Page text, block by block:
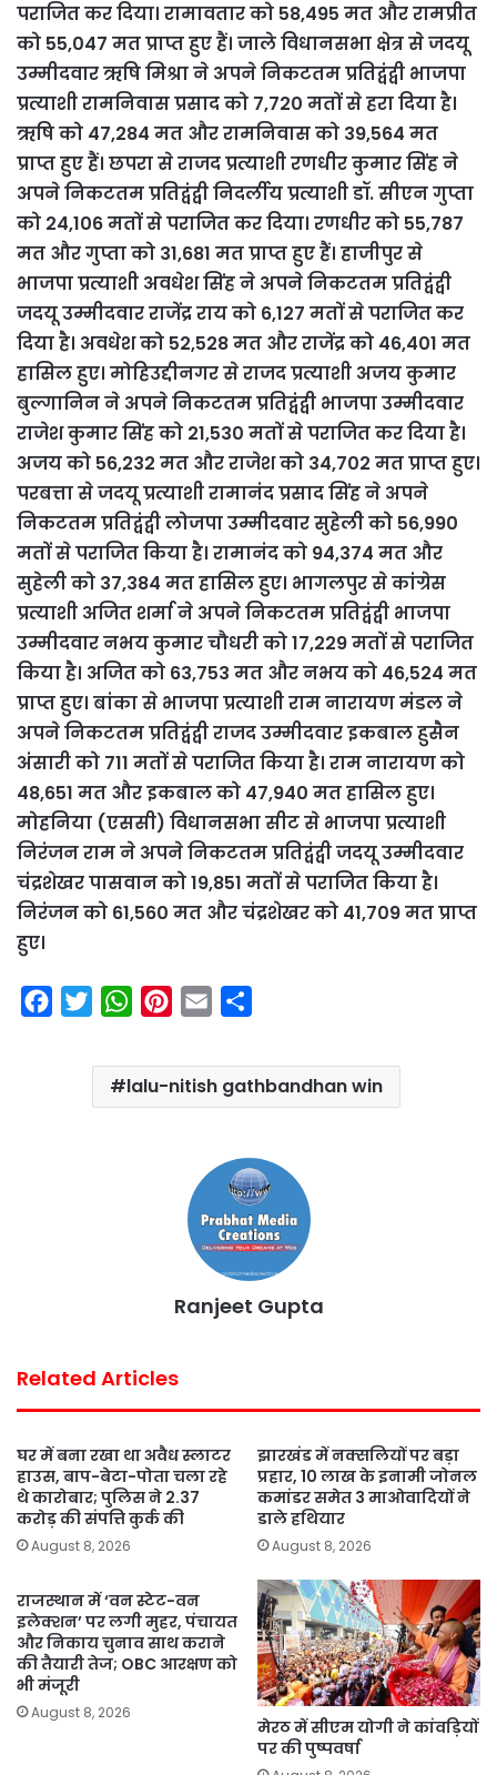
पराजित कर दिया। रामावतार को 58,495 मत और रामप्रीत
को 55,047 मत प्राप्त हुए हैं। जाले विधानसभा क्षेत्र से जदयू
उम्मीदवार ऋषि मिश्रा ने अपने निकटतम प्रतिद्वंद्वी भाजपा
प्रत्याशी रामनिवास प्रसाद को 7,720 मतों से हरा दिया है।
ऋषि को 47,284 मत और रामनिवास को 39,564 मत
प्राप्त हुए हैं। छपरा से राजद प्रत्याशी रणधीर कुमार सिंह ने
अपने निकटतम प्रतिद्वंद्वी निदर्लीय प्रत्याशी डॉ. सीएन गुप्ता
को 24,106 मतों से पराजित कर दिया। रणधीर को 55,787
मत और गुप्ता को 31,681 मत प्राप्त हुए हैं। हाजीपुर से
भाजपा प्रत्याशी अवधेश सिंह ने अपने निकटतम प्रतिद्वंद्वी
जदयू उम्मीदवार राजेंद्र राय को 6,127 मतों से पराजित कर
दिया है। अवधेश को 52,528 मत और राजेंद्र को 46,401 मत
हासिल हुए। मोहिउद्दीनगर से राजद प्रत्याशी अजय कुमार
बुल्गानिन ने अपने निकटतम प्रतिद्वंद्वी भाजपा उम्मीदवार
राजेश कुमार सिंह को 21,530 मतों से पराजित कर दिया है।
अजय को 56,232 मत और राजेश को 34,702 मत प्राप्त हुए।
परबत्ता से जदयू प्रत्याशी रामानंद प्रसाद सिंह ने अपने
निकटतम प्रतिद्वंद्वी लोजपा उम्मीदवार सुहेली को 56,990
मतों से पराजित किया है। रामानंद को 94,374 मत और
सुहेली को 37,384 मत हासिल हुए। भागलपुर से कांग्रेस
प्रत्याशी अजित शर्मा ने अपने निकटतम प्रतिद्वंद्वी भाजपा
उम्मीदवार नभय कुमार चौधरी को 17,229 मतों से पराजित
किया है। अजित को 63,753 मत और नभय को 46,524 मत
प्राप्त हुए। बांका से भाजपा प्रत्याशी राम नारायण मंडल ने
अपने निकटतम प्रतिद्वंद्वी राजद उम्मीदवार इकबाल हुसैन
अंसारी को 711 मतों से पराजित किया है। राम नारायण को
48,651 मत और इकबाल को 47,940 मत हासिल हुए।
मोहनिया (एससी) विधानसभा सीट से भाजपा प्रत्याशी
निरंजन राम ने अपने निकटतम प्रतिद्वंद्वी जदयू उम्मीदवार
चंद्रशेखर पासवान को 19,851 मतों से पराजित किया है।
निरंजन को 61,560 मत और चंद्रशेखर को 41,709 मत प्राप्त
हुए।
i
W
a
t
n
t
a
i
a
r
lalu-nitish gathbandhan win
Ranjeet Gupta
Related Articles
घर में बना रखा था अवैध स्लाटर
हाउस, बाप-बेटा-पोता चला रहे
थे कारोबार; पुलिस ने 2.37
करोड़ की संपत्ति कुर्क की
August 8, 2026
झारखंड में नक्सलियों पर बड़ा
प्रहार, 10 लाख के इनामी जोनल
कमांडर समेत 3 माओवादियों ने
डाले हथियार
August 8, 2026
राजस्थान में ‘वन स्टेट-वन
इलेक्शन’ पर लगी मुहर, पंचायत
और निकाय चुनाव साथ कराने
की तैयारी तेज; OBC आरक्षण को
भी मंजूरी
August 8, 2026
मेरठ में सीएम योगी ने कांवड़ियों
पर की पुष्पवर्षा